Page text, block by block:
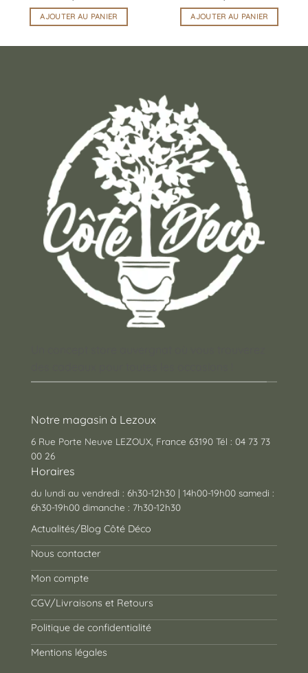
AJOUTER AU PANIER AJOUTER AU PANIER
Notre magasin à Lezoux
6 Rue Porte Neuve LEZOUX, France 63190 Tél : 04 73 73
00 26
Horaires
du lundi au vendredi : 6h30-12h30 | 14h00-19h00 samedi :
6h30-19h00 dimanche : 7h30-12h30
Actualités/Blog Côté Déco
Nous contacter
Mon compte
CGV/Livraisons et Retours
Politique de confidentialité
Mentions légales